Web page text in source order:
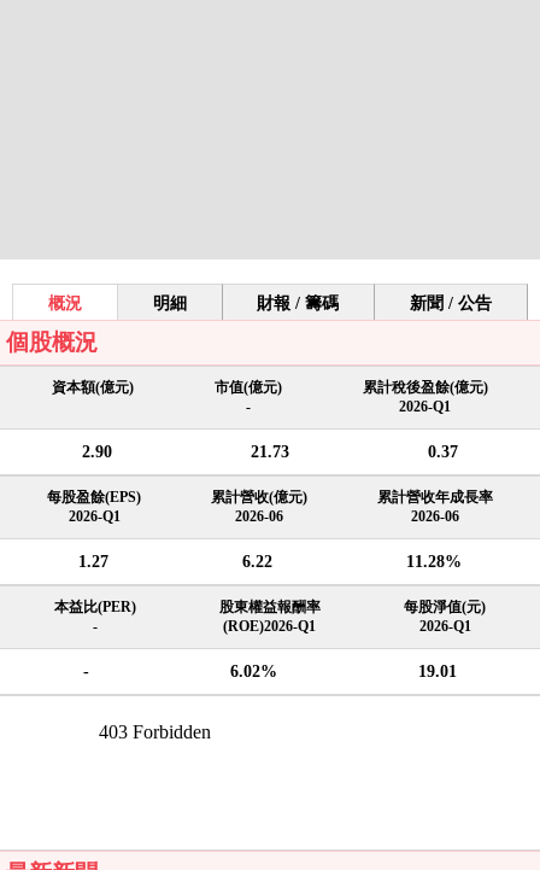
概況 明細 財報 / 籌碼 新聞 / 公告
個股概況
資本額(億元)
市值(億元)
-
累計稅後盈餘(億元)
2026-Q1
2.90 21.73 0.37
每股盈餘(EPS)
2026-Q1
累計營收(億元)
2026-06
累計營收年成長率
2026-06
1.27 6.22 11.28%
本益比(PER)
-
股東權益報酬率
(ROE)2026-Q1
每股淨值(元)
2026-Q1
- 6.02% 19.01